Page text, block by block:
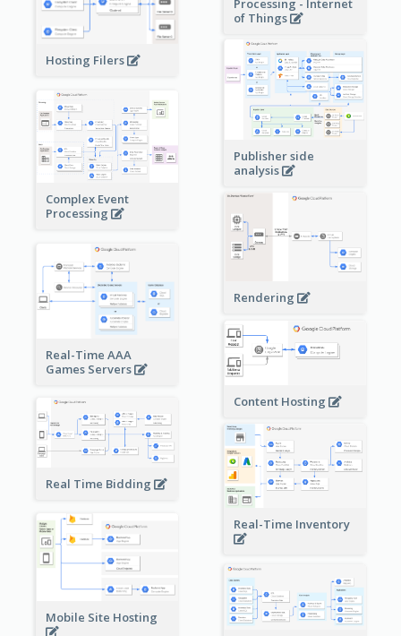
Processing - Internet
of Things
Hosting Filers
Publisher side
analysis
Complex Event
Processing
Rendering
Real-Time AAA
Games Servers
Content Hosting
Real Time Bidding
Real-Time Inventory
Mobile Site Hosting